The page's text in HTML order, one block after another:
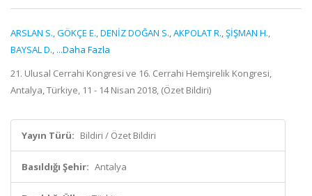
ARSLAN S.,GÖKÇE E.,DENİZ DOĞAN S.,AKPOLAT R.,ŞİŞMAN H.,
BAYSAL D., ...Daha Fazla
21. Ulusal Cerrahi Kongresi ve 16. Cerrahi Hemşirelik Kongresi,
Antalya, Türkiye, 11 - 14 Nisan 2018, (Özet Bildiri)
Yayın Türü: Bildiri / Özet Bildiri
Basıldığı Şehir: Antalya